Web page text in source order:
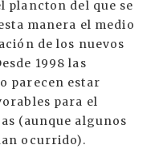
plancton del que se
manera el medio
de los nuevos
1998 las
parecen estar
para el
(aunque algunos
ocurrido).